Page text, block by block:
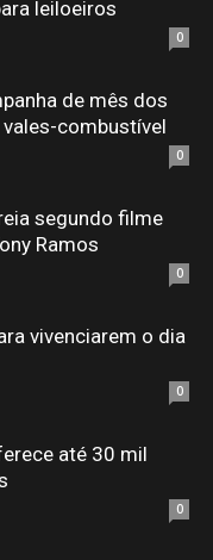
leiloeiros
0
de mês dos
combustível
0
segundo filme
Ramos
0
vivenciarem o dia
0
até 30 mil
0